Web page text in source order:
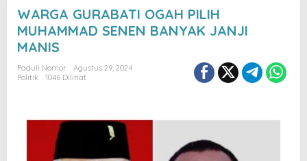
WARGA GURABATI OGAH PILIH
MUHAMMAD SENEN BANYAK JANJI
MANIS
Faduli Nomor
Agustus 29, 2024
Politik
1046 Dilihat